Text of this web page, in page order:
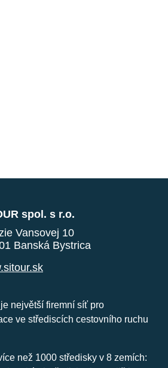
spol. s r.o.
Vansovej 10
Banská Bystrica
největší firemní síť pro
ve střediscích cestovního ruchu
než 1000 středisky v 8 zemích: